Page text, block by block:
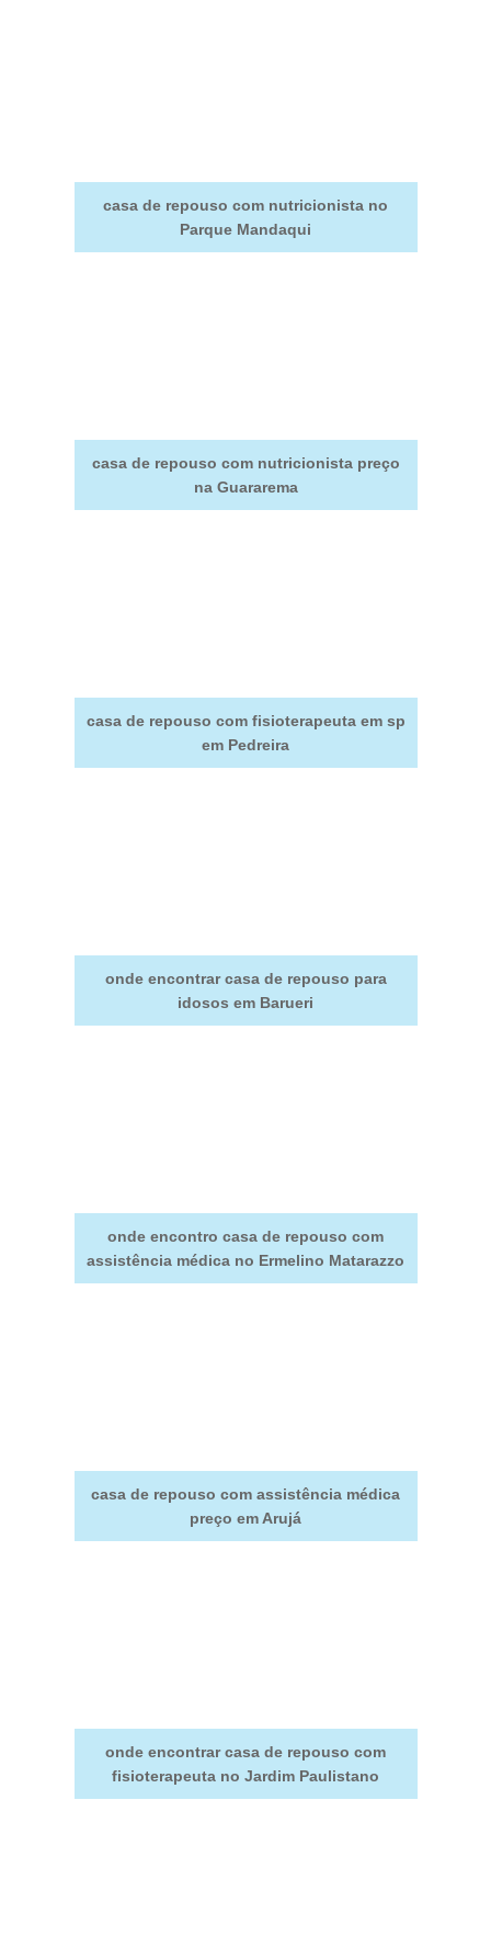
casa de repouso com nutricionista no
Parque Mandaqui
casa de repouso com nutricionista preço
na Guararema
casa de repouso com fisioterapeuta em sp
em Pedreira
onde encontrar casa de repouso para
idosos em Barueri
onde encontro casa de repouso com
assistência médica no Ermelino Matarazzo
casa de repouso com assistência médica
preço em Arujá
onde encontrar casa de repouso com
fisioterapeuta no Jardim Paulistano